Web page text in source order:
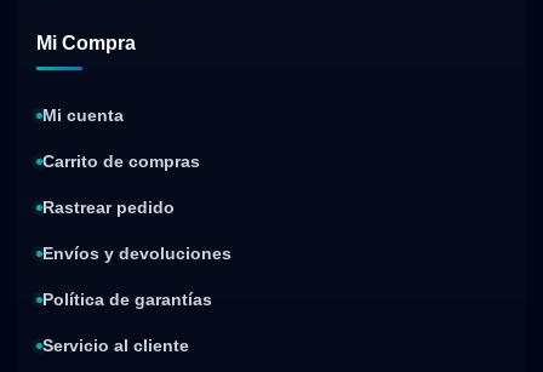
Mi Compra
Mi cuenta
Carrito de compras
Rastrear pedido
Envíos y devoluciones
Política de garantías
Servicio al cliente